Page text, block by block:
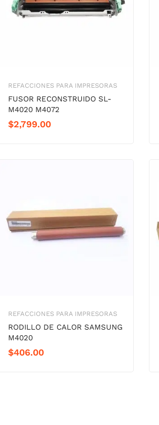
REFACCIONES PARA IMPRESORAS
FUSOR RECONSTRUIDO SL-
M4020 M4072
$2,799.00
REFACCIONES PARA IMPRESORAS
RODILLO DE CALOR SAMSUNG
M4020
$406.00